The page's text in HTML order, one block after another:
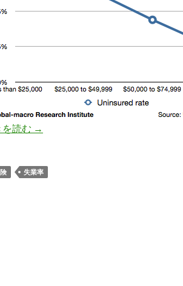
を読む 失業率と保険非加入率の関係: 雇
→
失業率